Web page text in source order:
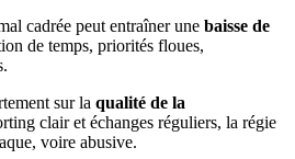
cadrée peut entraîner une baisse de
de temps, priorités floues,
sur la qualité de la
clair et échanges réguliers, la régie
voire abusive.